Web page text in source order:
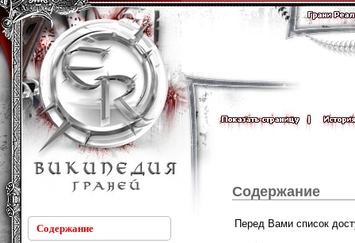
Содержание
Содержание
Перед Вами список